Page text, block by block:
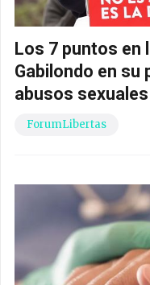
Los 7 puntos en
Gabilondo en
abusos
ForumLibertas